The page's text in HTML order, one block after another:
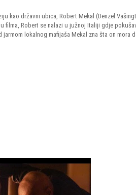
kao državni ubica, Robert Mekal (Denzel
filma, Robert se nalazi u južnoj Italiji gdje
jarmom lokalnog mafijaša Mekal zna šta on